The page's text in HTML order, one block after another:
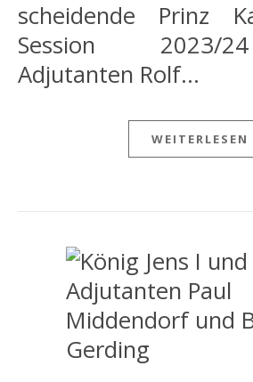
scheidende Prinz
Session 2023/
Adjutanten Rolf…
WEITERLESEN